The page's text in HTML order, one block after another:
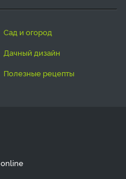
сад и огород
дачный дизайн
полезные рецепты
online